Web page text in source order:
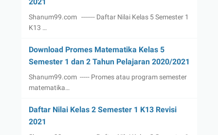
Shanum99.com ------- Daftar Nilai Kelas 5 Semester 1
K13 …
Download Promes Matematika Kelas 5
Semester 1 dan 2 Tahun Pelajaran 2020/2021
Shanum99.com ----- Promes atau program semester
matematika…
Daftar Nilai Kelas 2 Semester 1 K13 Revisi
2021